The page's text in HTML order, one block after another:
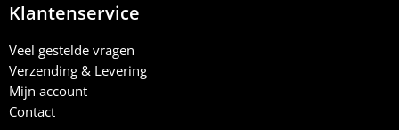
Klantenservice
Veel gestelde vragen
Verzending & Levering
Mijn account
Contact